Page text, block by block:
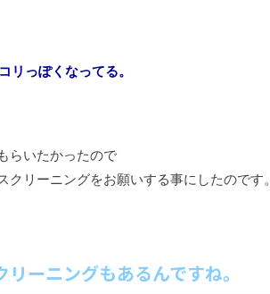
っぽくなってる。
らいたかったので
リーニングをお願いする事にしたのです。
ーニングもあるんですね。